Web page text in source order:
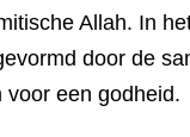
Allah. In
door de
een godheid.